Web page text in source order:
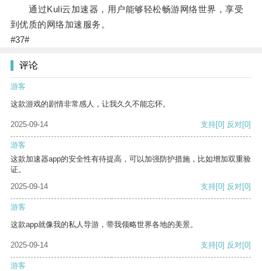
通过Kuli云加速器，用户能够轻松畅游网络世界，享受
到优质的网络加速服务。
#37#
评论
游客
这款游戏的剧情非常感人，让我久久不能忘怀。
2025-09-14 支持[0] 反对[0]
游客
这款加速器app的安全性有待提高，可以加强防护措施，比如增加双重验
证。
2025-09-14
支持[0] 反对[0]
游客
这款app就像我的私人导游，带我领略世界各地的美景。
2025-09-14 支持[0] 反对[0]
游客